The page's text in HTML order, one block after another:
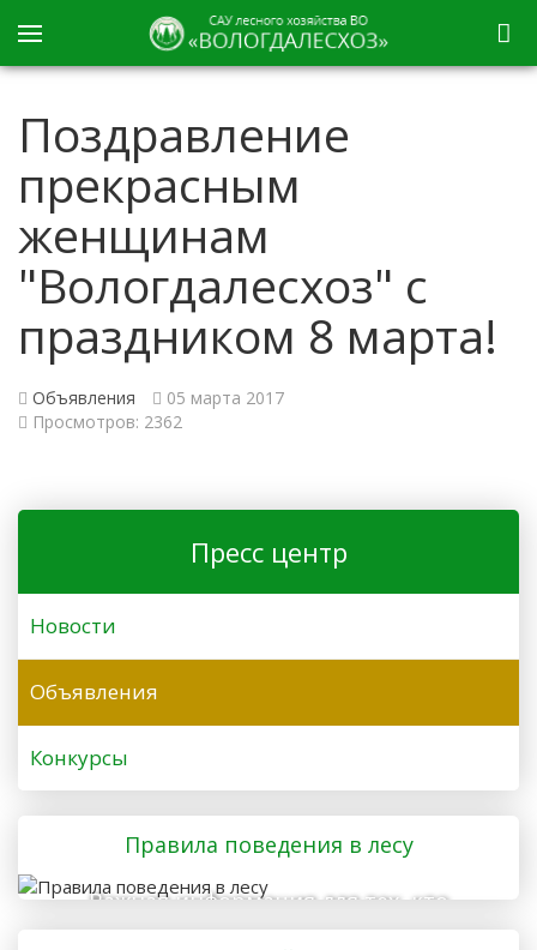
Поздравление
прекрасным
женщинам
"Вологдалесхоз" с
праздником 8 марта!
Объявления
05 марта 2017
Просмотров: 2362
Пресс центр
Новости
Объявления
Конкурсы
Правила поведения в лесу
Важная информация для тех, кто
отправляется в лес